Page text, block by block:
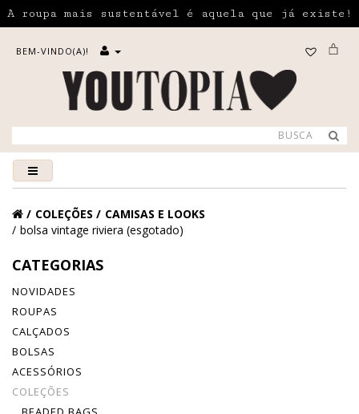
A roupa mais sustentável é aquela que já existe!
BEM-VINDO(A)!
COLEÇÕES
CAMISAS E LOOKS
bolsa vintage riviera (esgotado)
CATEGORIAS
NOVIDADES
ROUPAS
CALÇADOS
BOLSAS
ACESSÓRIOS
COLEÇÕES